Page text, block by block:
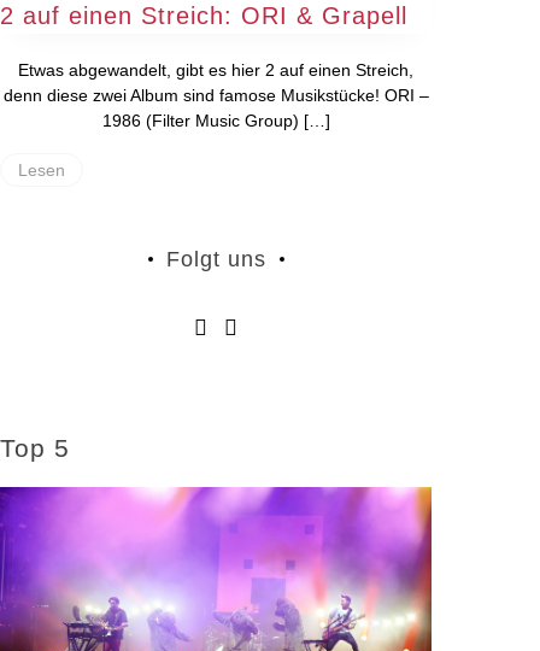
2 auf einen Streich: ORI & Grapell
Etwas abgewandelt, gibt es hier 2 auf einen Streich,
denn diese zwei Album sind famose Musikstücke! ORI –
1986 (Filter Music Group) […]
Lesen
Folgt uns
Top 5